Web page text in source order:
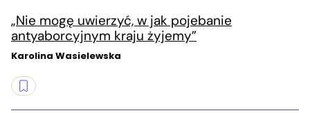
„Nie mogę uwierzyć, w jak pojebanie
antyaborcyjnym kraju żyjemy”
Karolina Wasielewska